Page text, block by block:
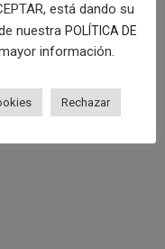
en serie
está dando su
nuestra POLÍTICA DE
información.
Rechazar